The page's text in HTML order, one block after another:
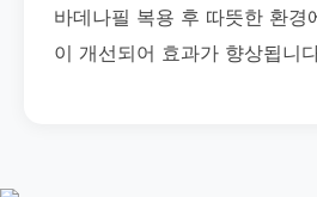
바데나필 복용 후 따뜻한 환경
이 개선되어 효과가 향상됩니